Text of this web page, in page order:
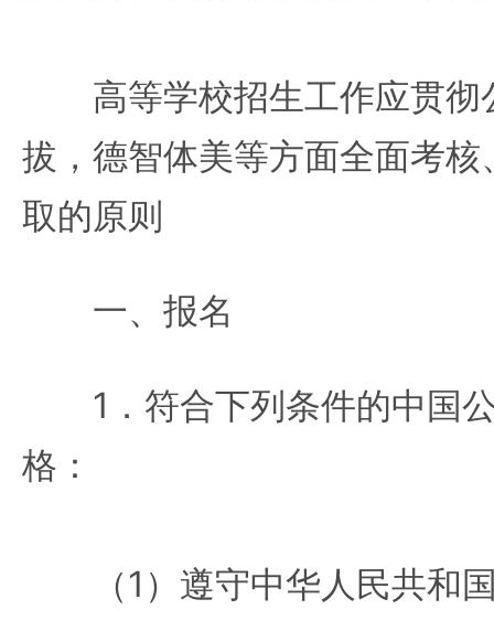
高等学校招生工作应贯彻
拔，德智体美等方面全面考
取的原则
一、报名
1．符合下列条件的中国
格：
（1）遵守中华人民共和